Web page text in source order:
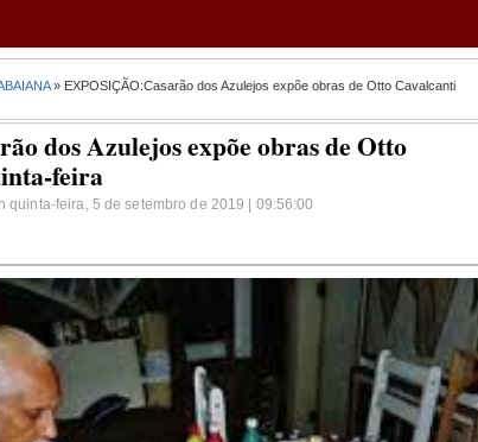
» EXPOSIÇÃO:Casarão dos Azulejos expõe obras de Otto Cavalcanti
dos Azulejos expõe obras de Otto
feira
quinta-feira, 5 de setembro de 2019 | 09:56:00